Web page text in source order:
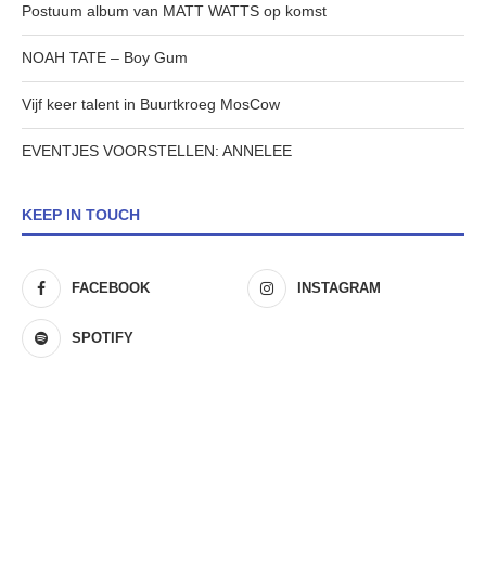
Postuum album van MATT WATTS op komst
NOAH TATE – Boy Gum
Vijf keer talent in Buurtkroeg MosCow
EVENTJES VOORSTELLEN: ANNELEE
KEEP IN TOUCH
FACEBOOK INSTAGRAM
SPOTIFY